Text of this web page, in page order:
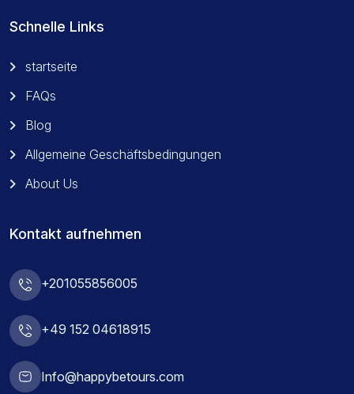
Schnelle Links
startseite
FAQs
Blog
Allgemeine Geschäftsbedingungen
About Us
Kontakt aufnehmen
+201055856005
+49 152 04618915
Info@happybetours.com